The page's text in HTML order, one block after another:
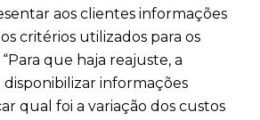
aos clientes informações
critérios utilizados para os
que haja reajuste, a
disponibilizar informações
qual foi a variação dos custos